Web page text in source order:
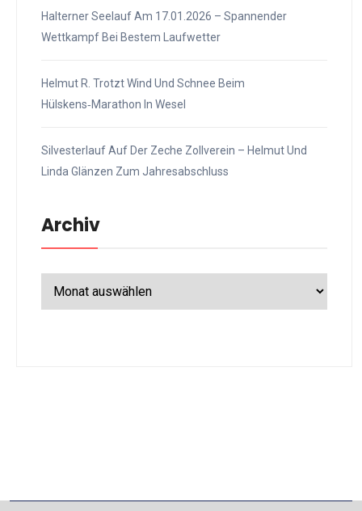
Halterner Seelauf Am 17.01.2026 – Spannender
Wettkampf Bei Bestem Laufwetter
Helmut R. Trotzt Wind Und Schnee Beim
Hülskens‑Marathon In Wesel
Silvesterlauf Auf Der Zeche Zollverein – Helmut Und
Linda Glänzen Zum Jahresabschluss
Archiv